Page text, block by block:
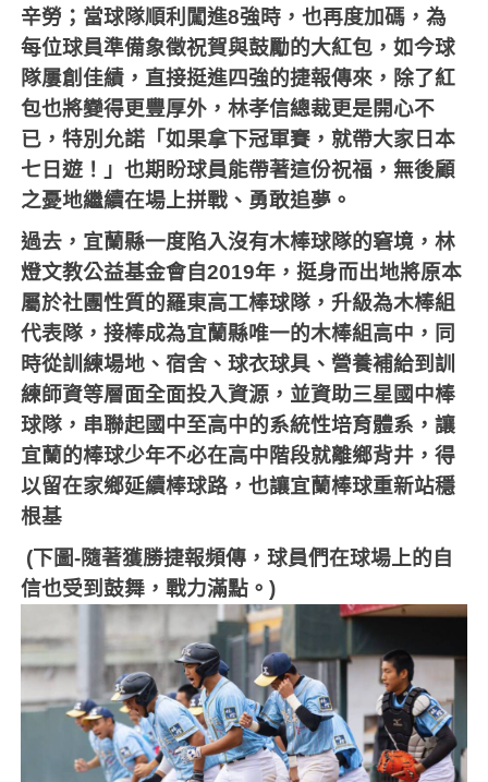
辛勞；當球隊順利闖進8強時，也再度加碼，為
每位球員準備象徵祝賀與鼓勵的大紅包，如今球
隊屢創佳績，直接挺進四強的捷報傳來，除了紅
包也將變得更豐厚外，林孝信總裁更是開心不
已，特別允諾「如果拿下冠軍賽，就帶大家日本
七日遊！」也期盼球員能帶著這份祝福，無後顧
之憂地繼續在場上拼戰、勇敢追夢。
過去，宜蘭縣一度陷入沒有木棒球隊的窘境，林
燈文教公益基金會自2019年，挺身而出地將原本
屬於社團性質的羅東高工棒球隊，升級為木棒組
代表隊，接棒成為宜蘭縣唯一的木棒組高中，同
時從訓練場地、宿舍、球衣球具、營養補給到訓
練師資等層面全面投入資源，並資助三星國中棒
球隊，串聯起國中至高中的系統性培育體系，讓
宜蘭的棒球少年不必在高中階段就離鄉背井，得
以留在家鄉延續棒球路，也讓宜蘭棒球重新站穩
根基
(下圖-隨著獲勝捷報頻傳，球員們在球場上的自
信也受到鼓舞，戰力滿點。)